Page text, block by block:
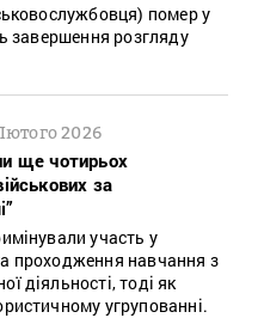
помер у
завершення розгляду
2026
ще чотирьох
за
участь у
проходження навчання з
діяльності, тоді як
угрупованні.